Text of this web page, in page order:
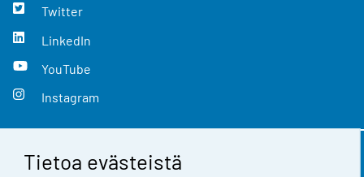
Tietoa evästeistä
Twitter
LinkedIn
YouTube
Instagram
Yhteystiedot